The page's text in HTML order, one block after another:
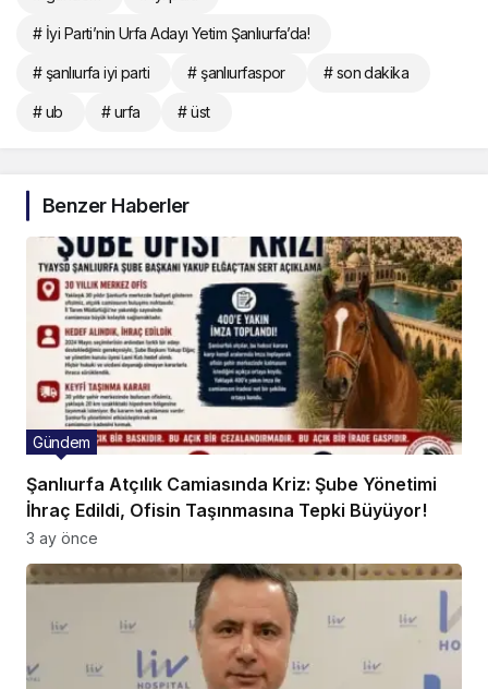
# İyi Parti’nin Urfa Adayı Yetim Şanlıurfa’da!
# şanlıurfa iyi parti # şanlıurfaspor # son dakika
# ub # urfa # üst
Benzer Haberler
Şanlıurfa Atçılık Camiasında Kriz: Şube Yönetimi
İhraç Edildi, Ofisin Taşınmasına Tepki Büyüyor!
Gündem
3 ay önce